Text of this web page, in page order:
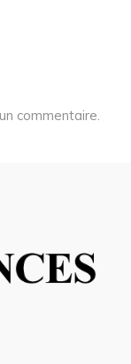
commentaire.